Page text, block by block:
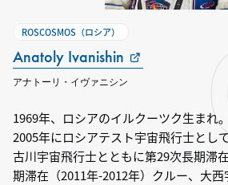
ROSCOSMOS（ロシア）
Anatoly Ivanishin
アナトーリ・イヴァニシン
1969年、ロシアのイルクーツク生まれ
2005年にロシアテスト宇宙飛行士とし
古川宇宙飛行士とともに第29次長期滞
期滞在（2011年-2012年）クルー、大